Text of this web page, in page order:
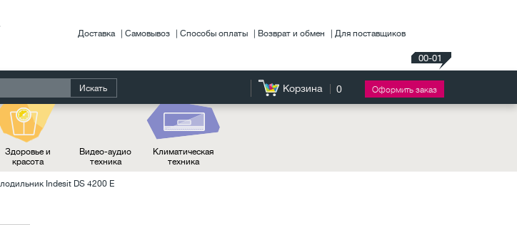
Доставка Самовывоз Способы оплаты Возврат и обмен Для поставщиков
00-01
Искать Корзина 0 Оформить заказ
Здоровье и
красота
Видео-аудио
техника
Климатическая
техника
Indesit DS 4200 E